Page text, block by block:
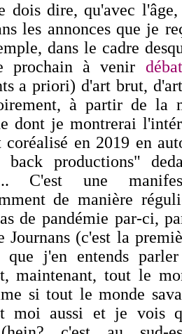
dire, qu'avec l'âge,
les annonces que je
dans le cadre
prochain à venir
a priori) d'art brut,
à partir de la
dont je montrerai
coréalisé en 2019 en
back productions"
C'est une
de manière
de pandémie par-ci,
Journans (c'est la
que j'en entends
maintenant, tout le
si tout le monde
moi aussi et je vois